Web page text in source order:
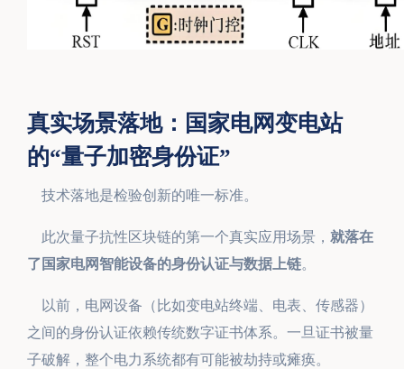
真实场景落地：国家电网变电站
的“量子加密身份证”
技术落地是检验创新的唯一标准。
此次量子抗性区块链的第一个真实应用场景， 就落在
了国家电网智能设备的身份认证与数据上链。
以前，电网设备（比如变电站终端、电表、传感器）
之间的身份认证依赖传统数字证书体系。一旦证书被量
子破解，整个电力系统都有可能被劫持或瘫痪。